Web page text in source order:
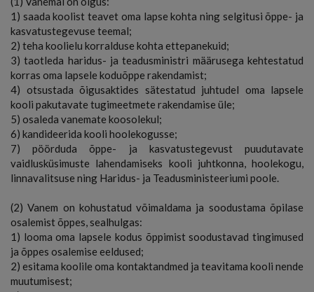
1) saada koolist teavet oma lapse kohta ning selgitusi õppe- ja
kasvatustegevuse teemal;
2) teha koolielu korralduse kohta ettepanekuid;
3) taotleda haridus- ja teadusministri määrusega kehtestatud
korras oma lapsele koduõppe rakendamist;
4) otsustada õigusaktides sätestatud juhtudel oma lapsele
kooli pakutavate tugimeetmete rakendamise üle;
5) osaleda vanemate koosolekul;
6) kandideerida kooli hoolekogusse;
7) pöörduda õppe- ja kasvatustegevust puudutavate
vaidlusküsimuste lahendamiseks kooli juhtkonna, hoolekogu,
linnavalitsuse ning Haridus- ja Teadusministeeriumi poole.
(2) Vanem on kohustatud võimaldama ja soodustama õpilase
osalemist õppes, sealhulgas:
1) looma oma lapsele kodus õppimist soodustavad tingimused
ja õppes osalemise eeldused;
2) esitama koolile oma kontaktandmed ja teavitama kooli nende
muutumisest;